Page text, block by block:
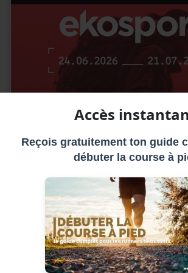
Accès
Reçois gratuitement ton guide
débuter la course à
pour le trail choisir ?